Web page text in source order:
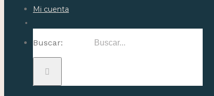
Mi cuenta
Buscar: